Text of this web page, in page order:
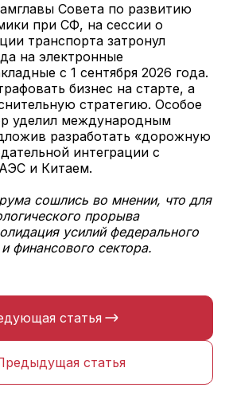
Совета по развитию
при СФ, на сессии о
транспорта затронул
на электронные
с 1 сентября 2026 года.
бизнес на старте, а
стратегию. Особое
уделил международным
разработать «дорожную
интеграции с
и Китаем.
сошлись во мнении, что для
прорыва
усилий федерального
финансового сектора.
статья
статья